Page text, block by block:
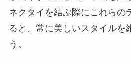
ネクタイを結ぶ際にこれらの
ると、常に美しいスタイルを
う。